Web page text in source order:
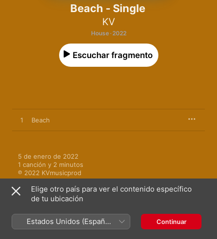
Beach - Single
KV
House · 2022
Escuchar fragmento
1 Beach
5 de enero de 2022
1 canción y 2 minutos
℗ 2022 KVmusicprod
Más de KV
Elige otro país para ver el contenido específico
de tu ubicación
Estados Unidos (Español
México)
Continuar